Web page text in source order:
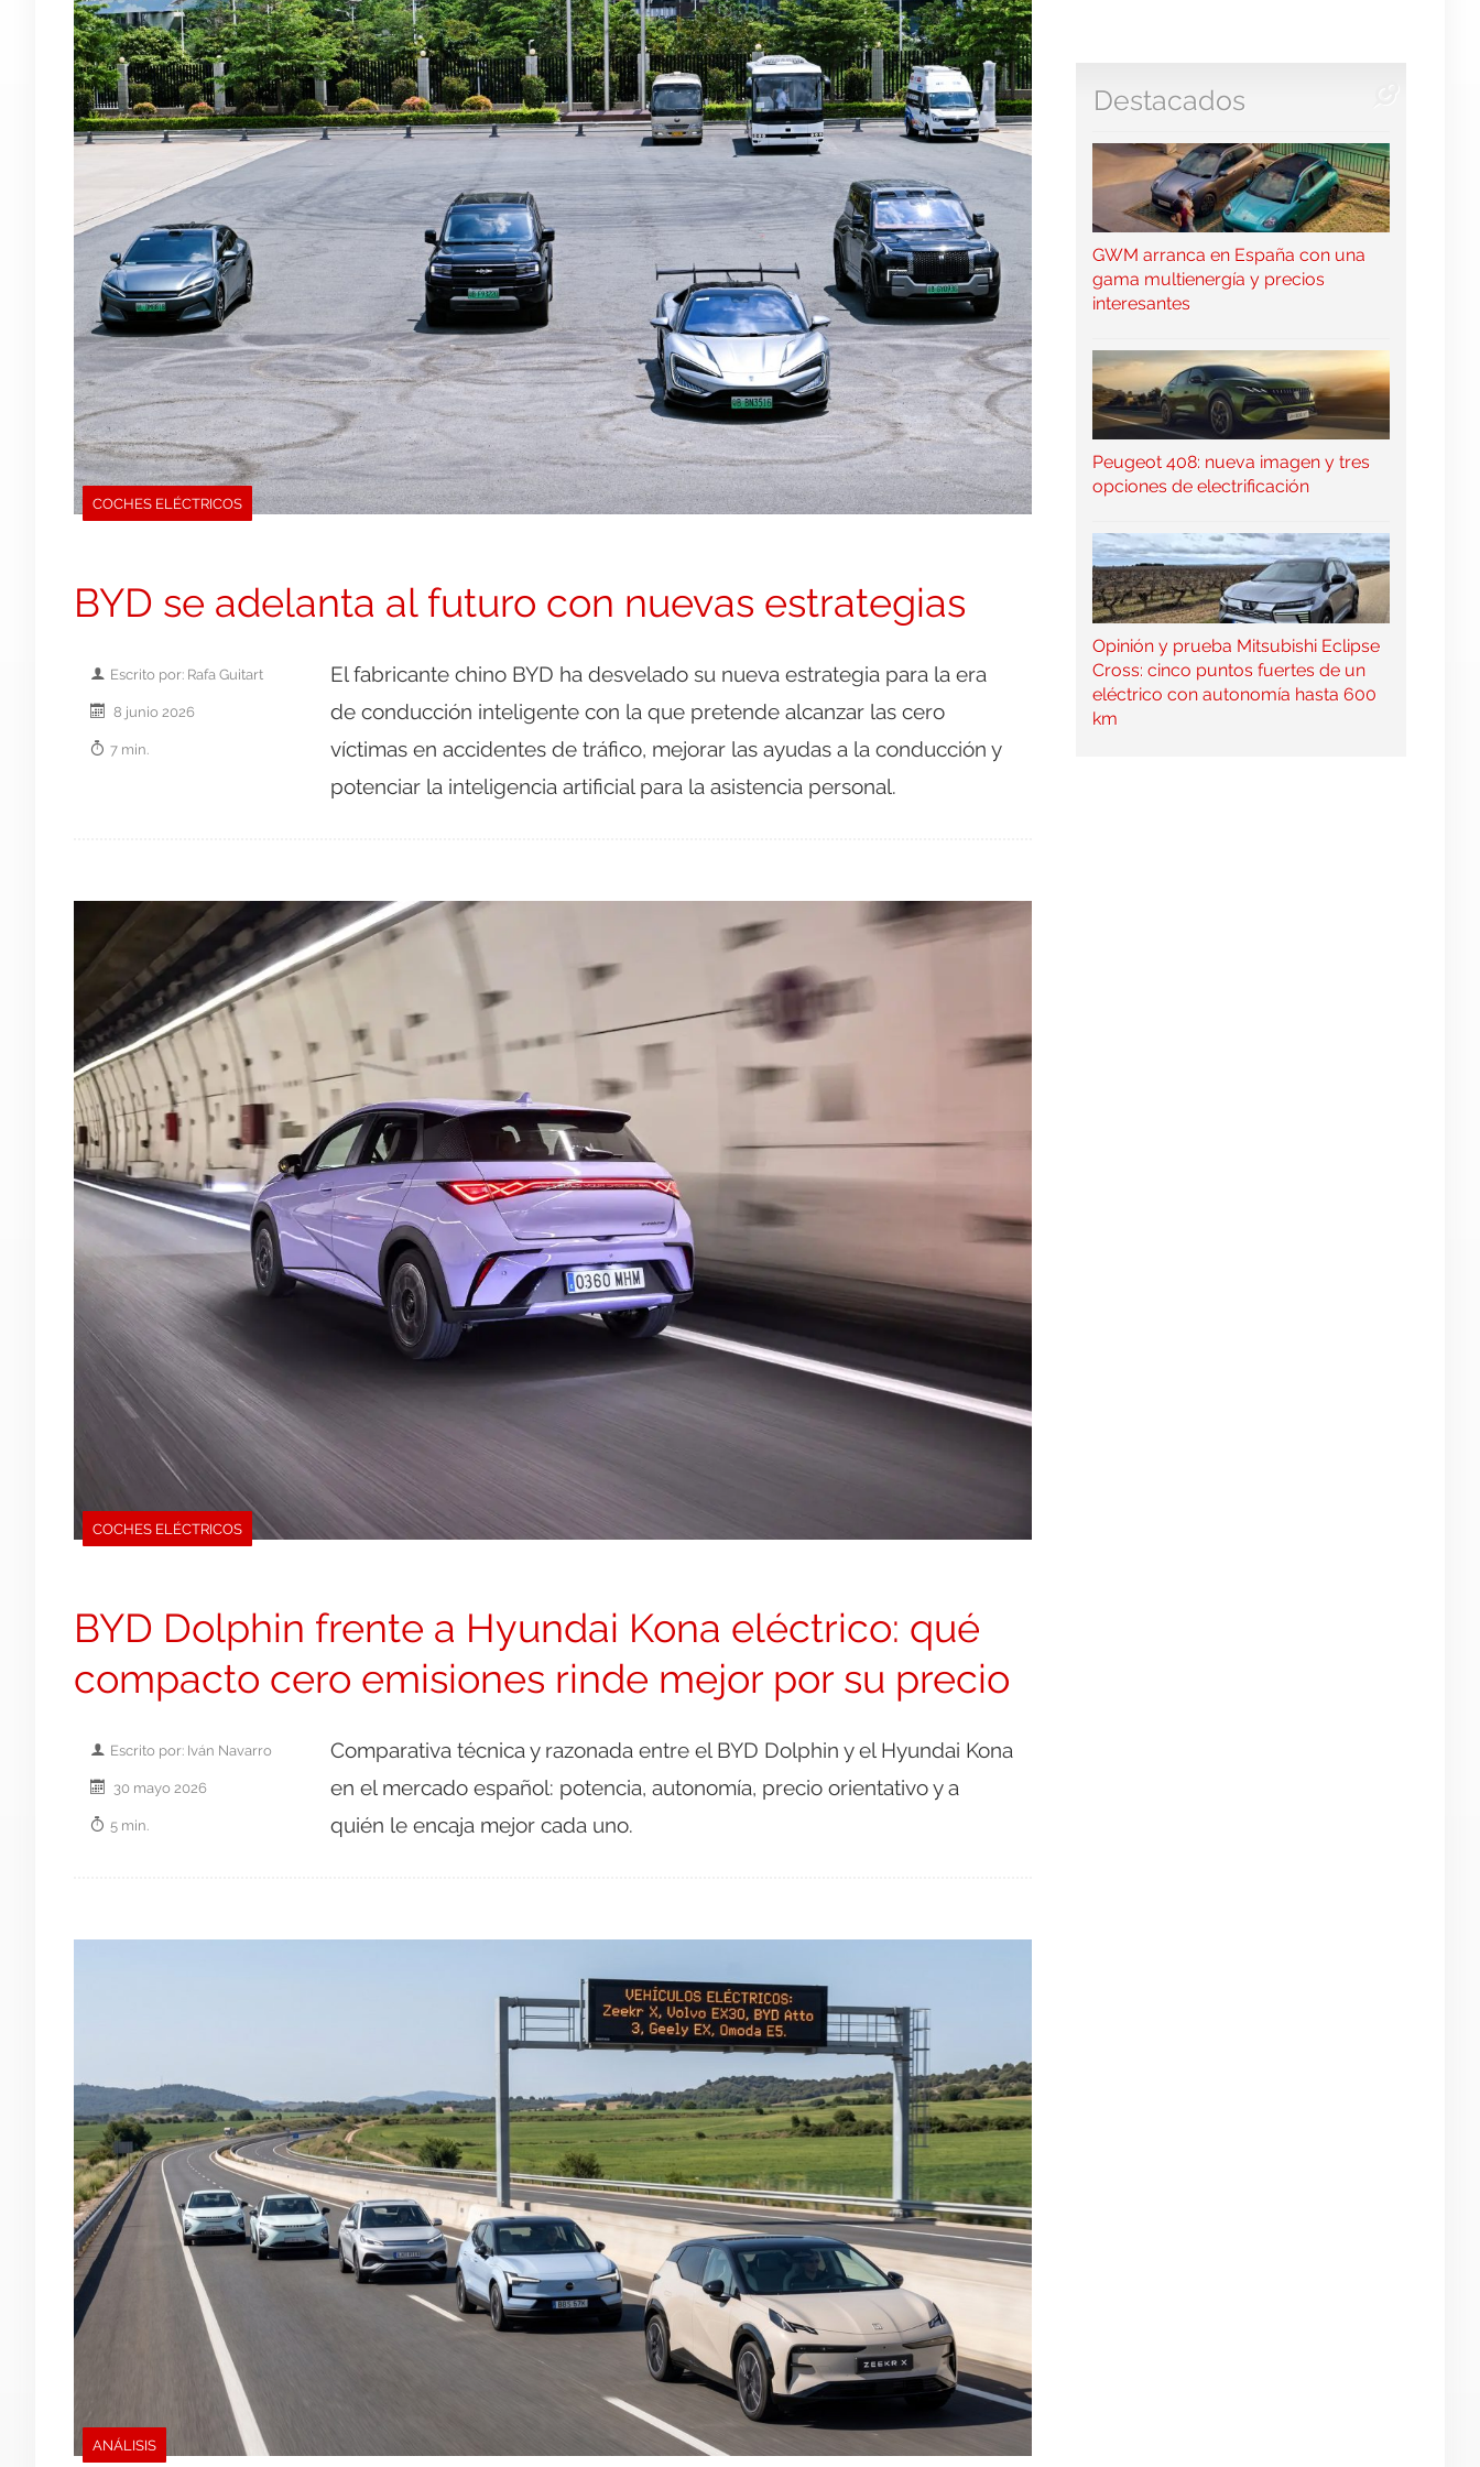
COCHES ELÉCTRICOS
BYD se adelanta al futuro con nuevas estrategias
Escrito por: Rafa Guitart
8 junio 2026
7 min.
El fabricante chino BYD ha desvelado su nueva estrategia para la era
de conducción inteligente con la que pretende alcanzar las cero
víctimas en accidentes de tráfico, mejorar las ayudas a la conducción y
potenciar la inteligencia artificial para la asistencia personal.
COCHES ELÉCTRICOS
BYD Dolphin frente a Hyundai Kona eléctrico: qué
compacto cero emisiones rinde mejor por su precio
Escrito por: Iván Navarro
30 mayo 2026
5 min.
Comparativa técnica y razonada entre el BYD Dolphin y el Hyundai Kona
en el mercado español: potencia, autonomía, precio orientativo y a
quién le encaja mejor cada uno.
ANÁLISIS
Destacados
GWM arranca en España con una
gama multienergía y precios
interesantes
Peugeot 408: nueva imagen y tres
opciones de electrificación
Opinión y prueba Mitsubishi Eclipse
Cross: cinco puntos fuertes de un
eléctrico con autonomía hasta 600
km